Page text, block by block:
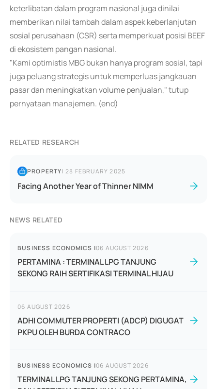
keterlibatan dalam program nasional juga dinilai
memberikan nilai tambah dalam aspek keberlanjutan
sosial perusahaan (CSR) serta memperkuat posisi BEEF
di ekosistem pangan nasional.
"Kami optimistis MBG bukan hanya program sosial, tapi
juga peluang strategis untuk memperluas jangkauan
pasar dan meningkatkan volume penjualan," tutup
pernyataan manajemen. (end)
RELATED RESEARCH
PROPERTY|28 FEBRUARY 2025
Facing Another Year of Thinner NIMM
NEWS RELATED
BUSINESS ECONOMICS |06 AUGUST 2026
PERTAMINA : TERMINAL LPG TANJUNG
SEKONG RAIH SERTIFIKASI TERMINAL HIJAU
06 AUGUST 2026
ADHI COMMUTER PROPERTI (ADCP) DIGUGAT
PKPU OLEH BURDA CONTRACO
BUSINESS ECONOMICS |06 AUGUST 2026
TERMINAL LPG TANJUNG SEKONG PERTAMINA,